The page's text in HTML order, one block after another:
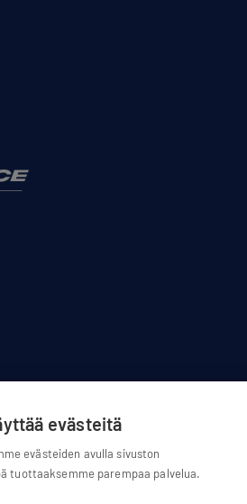
evästeitä
evästeiden avulla sivuston
tuottaaksemme parempaa palvelua.